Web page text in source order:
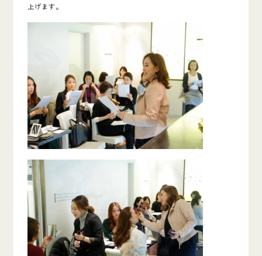
上げます。